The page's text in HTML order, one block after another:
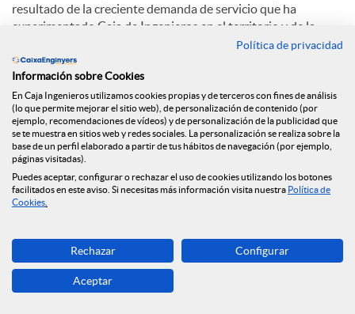
resultado de la creciente demanda de servicio que ha
experimentado Caja de Ingenieros en el territorio y de la
voluntad de ofrecer un trato personalizado y de proximidad.
Con más de 223.000 habitantes, Badalona es la cuarta ciudad
más poblada de Cataluña y destaca su situación privilegiada,
cerca de Barcelona e inmersa en su área metropolitana. Con
áreas comerciales importantes como el Polígono de
Montigalà, y una fuerte apuesta por el sector terciario y el
turismo, la ciudad se configura como un territorio clave en
Cataluña.
C
o
Política de privacidad
Información sobre Cookies
En Caja Ingenieros utilizamos cookies propias y de terceros con fines de análisis
(lo que permite mejorar el sitio web), de personalización de contenido (por
ejemplo, recomendaciones de vídeos) y de personalización de la publicidad que
se te muestra en sitios web y redes sociales. La personalización se realiza sobre la
base de un perfil elaborado a partir de tus hábitos de navegación (por ejemplo,
páginas visitadas).
Puedes aceptar, configurar o rechazar el uso de cookies utilizando los botones
facilitados en este aviso. Si necesitas más información visita nuestra Política de
Cookies
Rechazar Configurar
Aceptar